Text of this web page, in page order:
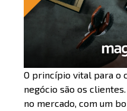
O princípio vital para o
negócio são os
no mercado, com um